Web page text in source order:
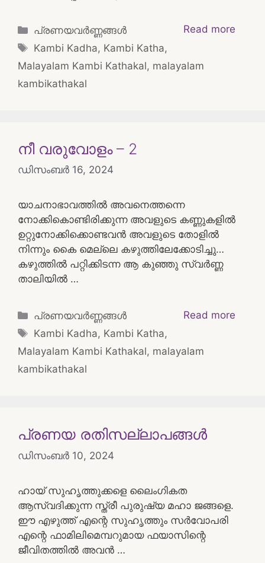
Read more
Categories
പ്രണയവർണ്ണങ്ങൾ
Tags
Kambi Kadha, Kambi Katha,
Malayalam Kambi Kathakal, malayalam
kambikathakal
നീ വരുവോളം – 2
ഡിസംബർ 16, 2024
യാചനാഭാവത്തിൽ അവനെത്തന്നെ
നോക്കികൊണ്ടിരിക്കുന്ന അവളുടെ കണ്ണുകളിൽ
ഉറ്റുനോക്കിക്കൊണ്ടവൻ അവളുടെ തോളിൽ
നിന്നും കൈ മെല്ലെ കഴുത്തിലേക്കോടിച്ചു…
കഴുത്തിൽ പറ്റിക്കിടന്ന ആ കുഞ്ഞു സ്വർണ്ണ
താലിയിൽ …
Read more
Categories
പ്രണയവർണ്ണങ്ങൾ
Tags
Kambi Kadha, Kambi Katha,
Malayalam Kambi Kathakal, malayalam
kambikathakal
പ്രണയ രതിസല്ലാപങ്ങൾ
ഡിസംബർ 10, 2024
ഹായ് സുഹൃത്തുക്കളെ ലൈംഗികത
ആസ്വദിക്കുന്ന സ്ത്രീ പുരുഷ്യ മഹാ ജങ്ങളെ.
ഈ എഴുത്ത് എന്റെ സുഹൃത്തും സർവോപരി
എന്റെ ഫാമിലിമെമ്പറുമായ ഫയാസിന്റെ
ജീവിതത്തിൽ അവൻ …